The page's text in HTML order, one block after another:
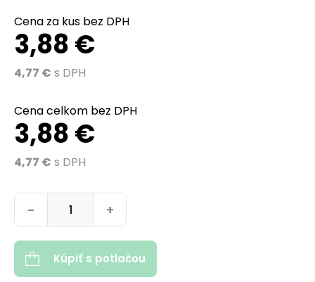
Cena za kus bez DPH
3,88 €
4,77 € s DPH
Cena celkom bez DPH
3,88 €
4,77 € s DPH
množstvo Imola detské športové tričko s krátkym rukávom
- +
Kúpiť s potlačou